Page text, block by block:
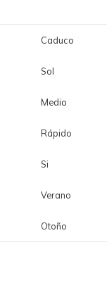
Caduco
Sol
Medio
Rápido
Si
Verano
Otoño